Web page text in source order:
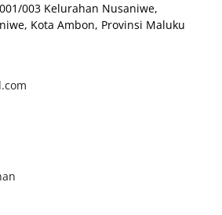
003 Kelurahan Nusaniwe,
Kota Ambon, Provinsi Maluku